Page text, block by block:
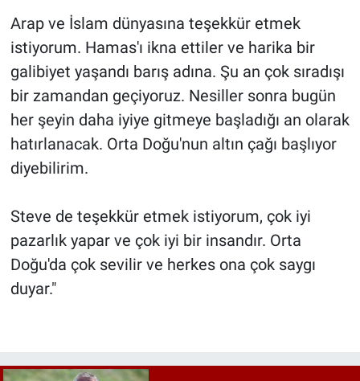
Arap ve İslam dünyasına teşekkür etmek
istiyorum. Hamas'ı ikna ettiler ve harika bir
galibiyet yaşandı barış adına. Şu an çok sıradışı
bir zamandan geçiyoruz. Nesiller sonra bugün
her şeyin daha iyiye gitmeye başladığı an olarak
hatırlanacak. Orta Doğu'nun altın çağı başlıyor
diyebilirim.
Steve de teşekkür etmek istiyorum, çok iyi
pazarlık yapar ve çok iyi bir insandır. Orta
Doğu'da çok sevilir ve herkes ona çok saygı
duyar."